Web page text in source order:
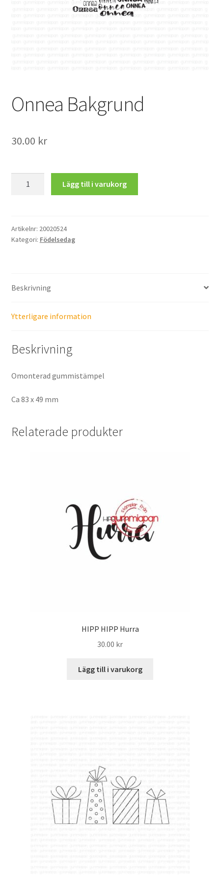
Onnea Bakgrund
30.00 kr
Lägg till i varukorg
Artikelnr: 20020524
Kategori: Födelsedag
Beskrivning
Ytterligare information
Beskrivning
Omonterad gummistämpel
Ca 83 x 49 mm
Relaterade produkter
HIPP HIPP Hurra
30.00 kr
Lägg till i varukorg